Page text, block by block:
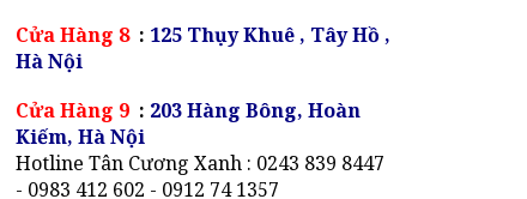
Cửa Hàng 8 : 125 Thụy Khuê , Tây Hồ ,
Hà Nội
Cửa Hàng 9 : 203 Hàng Bông, Hoàn
Kiếm, Hà Nội
Hotline Tân Cương Xanh : 0243 839 8447
- 0983 412 602 - 0912 74 1357